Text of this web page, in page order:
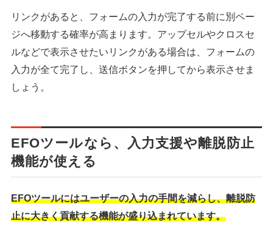
リンクがあると、フォームの入力が完了する前に別ペー
ジへ移動する確率が高まります。アップセルやクロスセ
ルなどで表示させたいリンクがある場合は、フォームの
入力が全て完了し、送信ボタンを押してから表示させま
しょう。
EFOツールなら、入力支援や離脱防止
機能が使える
EFOツールにはユーザーの入力の手間を減らし、離脱防
止に大きく貢献する機能が盛り込まれています。